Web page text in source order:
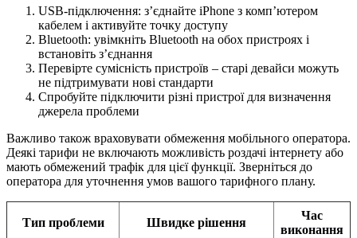
USB-підключення: з’єднайте iPhone з комп’ютером
кабелем і активуйте точку доступу
Bluetooth: увімкніть Bluetooth на обох пристроях і
встановіть з’єднання
Перевірте сумісність пристроїв – старі девайси можуть
не підтримувати нові стандарти
Спробуйте підключити різні пристрої для визначення
джерела проблеми
Важливо також враховувати обмеження мобільного оператора.
Деякі тарифи не включають можливість роздачі інтернету або
мають обмежений трафік для цієї функції. Зверніться до
оператора для уточнення умов вашого тарифного плану.
Тип проблеми Швидке рішення
Час
виконання